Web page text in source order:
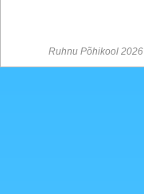
Ruhnu Põhikool 2026